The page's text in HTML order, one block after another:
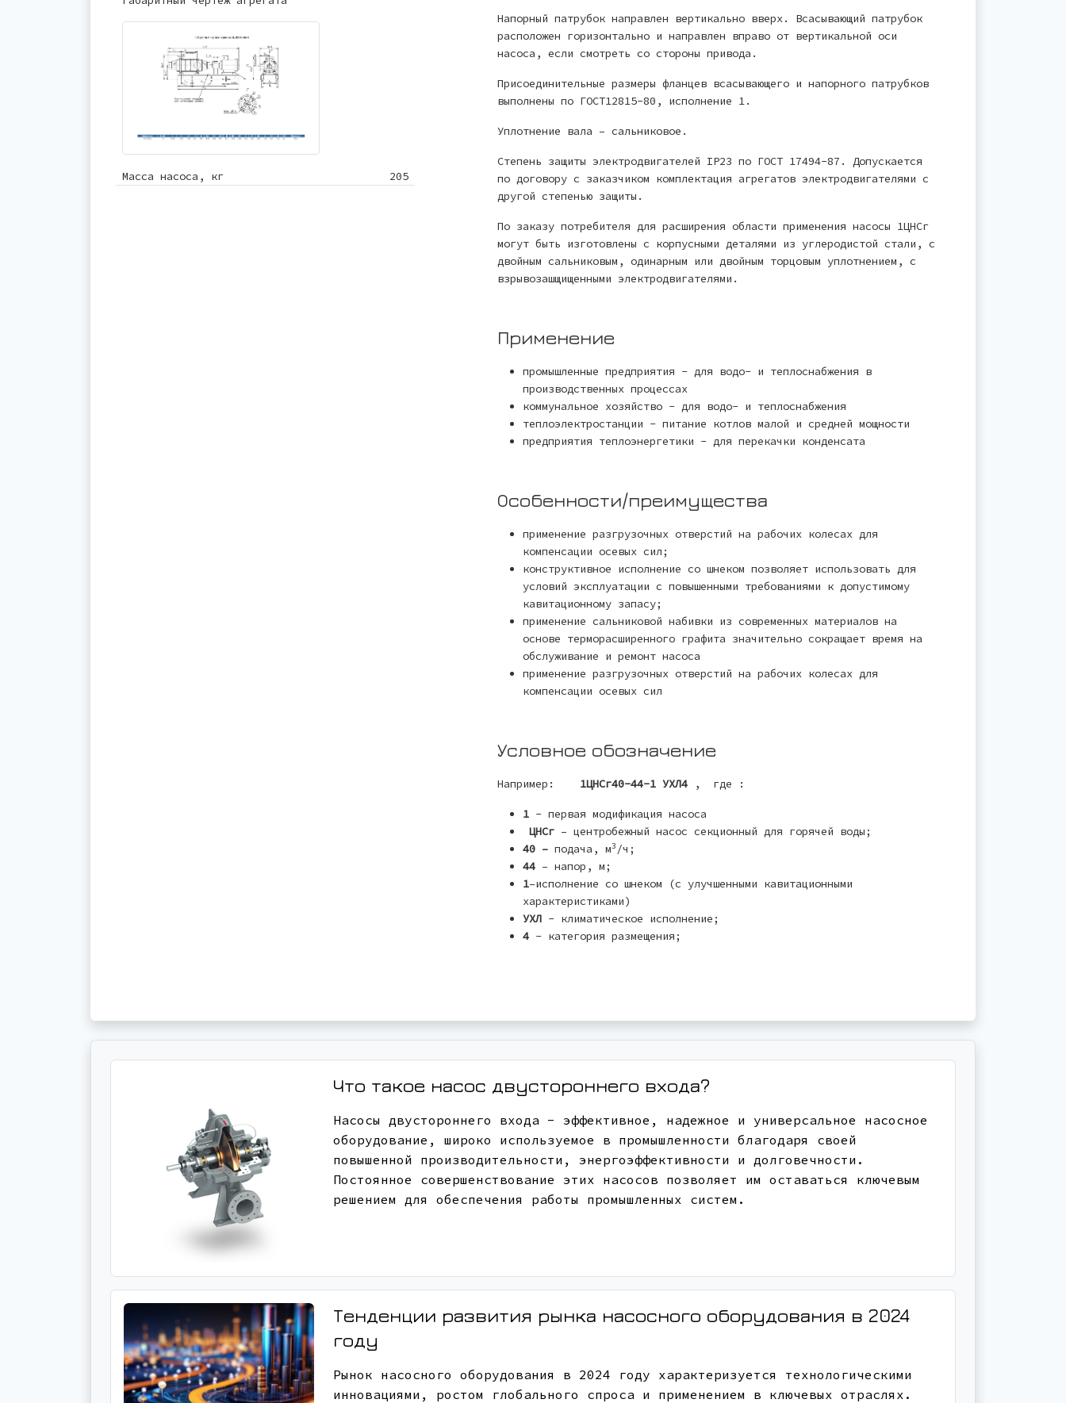
Масса насоса, кг 205
Напорный патрубок направлен вертикально вверх. Всасывающий патрубок
расположен горизонтально и направлен вправо от вертикальной оси
насоса, если смотреть со стороны привода.
Присоединительные размеры фланцев всасывающего и напорного патрубков
выполнены по ГОСТ12815-80, исполнение 1.
Уплотнение вала – сальниковое.
Степень защиты электродвигателей IP23 по ГОСТ 17494-87. Допускается
по договору с заказчиком комплектация агрегатов электродвигателями с
другой степенью защиты.
По заказу потребителя для расширения области применения насосы 1ЦНСг
могут быть изготовлены с корпусными деталями из углеродистой стали, с
двойным сальниковым, одинарным или двойным торцовым уплотнением, с
взрывозашщищенными электродвигателями.
Применение
промышленные предприятия - для водо- и теплоснабжения в
производственных процессах
коммунальное хозяйство - для водо- и теплоснабжения
теплоэлектростанции - питание котлов малой и средней мощности
предприятия теплоэнергетики - для перекачки конденсата
Особенности/преимущества
применение разгрузочных отверстий на рабочих колесах для
компенсации осевых сил;
конструктивное исполнение со шнеком позволяет использовать для
условий эксплуатации с повышенными требованиями к допустимому
кавитационному запасу;
применение сальниковой набивки из современных материалов на
основе терморасширенного графита значительно сокращает время на
обслуживание и ремонт насоса
применение разгрузочных отверстий на рабочих колесах для
компенсации осевых сил
Условное обозначение
Например: 1ЦНСг40-44-1 УХЛ4 , где :
1 - первая модификация насоса
ЦНСг – центробежный насос секционный для горячей воды;
40 – подача, м3 /ч;
44 – напор, м;
1–исполнение со шнеком (с улучшенными кавитационными
характеристиками)
УХЛ - климатическое исполнение;
4 - категория размещения;
Что такое насос двустороннего входа?
Насосы двустороннего входа - эффективное, надежное и универсальное насосное
оборудование, широко используемое в промышленности благодаря своей
повышенной производительности, энергоэффективности и долговечности.
Постоянное совершенствование этих насосов позволяет им оставаться ключевым
решением для обеспечения работы промышленных систем.
Тенденции развития рынка насосного оборудования в 2024
году
Рынок насосного оборудования в 2024 году характеризуется технологическими
инновациями, ростом глобального спроса и применением в ключевых отраслях.